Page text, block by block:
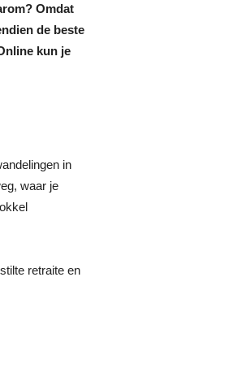
Omdat
de beste
kun je
in
waar je
retraite en